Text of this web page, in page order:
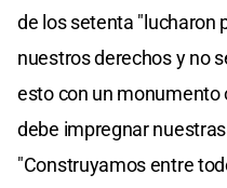
de los setenta "lucharon
nuestros derechos y no
esto con un monumento
debe impregnar
"Construyamos entre